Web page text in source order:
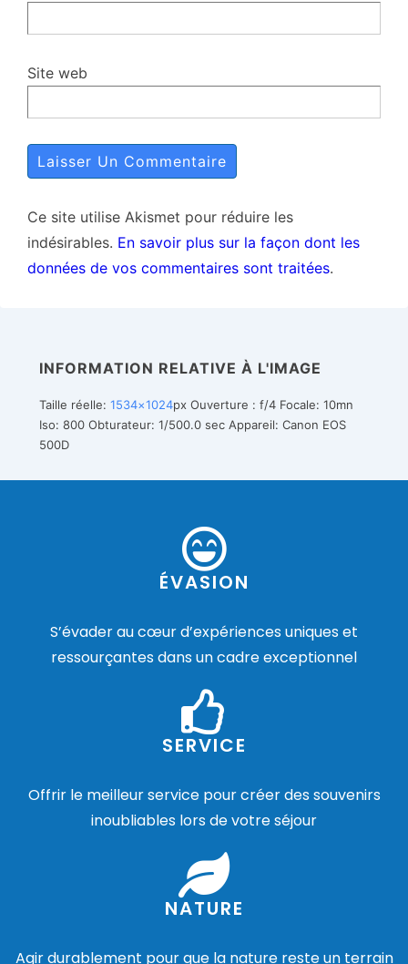
Site web
Ce site utilise Akismet pour réduire les
indésirables. En savoir plus sur la façon dont les
données de vos commentaires sont traitées.
INFORMATION RELATIVE À L'IMAGE
Taille réelle: 1534×1024px Ouverture : f/4 Focale: 10mn
Iso: 800 Obturateur: 1/500.0 sec Appareil: Canon EOS
500D
ÉVASION
S’évader au cœur d’expériences uniques et
ressourçantes dans un cadre exceptionnel
SERVICE
Offrir le meilleur service pour créer des souvenirs
inoubliables lors de votre séjour
NATURE
Agir durablement pour que la nature reste un terrain